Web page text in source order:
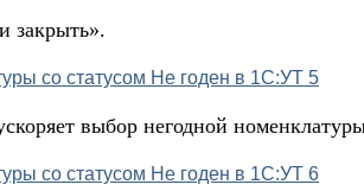
закрыть».
выбор негодной